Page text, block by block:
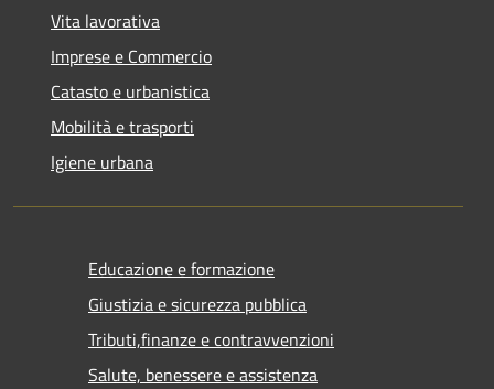
Vita lavorativa
Imprese e Commercio
Catasto e urbanistica
Mobilità e trasporti
Igiene urbana
Educazione e formazione
Giustizia e sicurezza pubblica
Tributi,finanze e contravvenzioni
Salute, benessere e assistenza